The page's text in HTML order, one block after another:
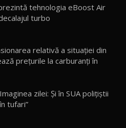
tehnologia eBoost Air
turbo
relativă a situației din
prețurile la carburanți în
zilei: Și în SUA polițiștii
tufari”